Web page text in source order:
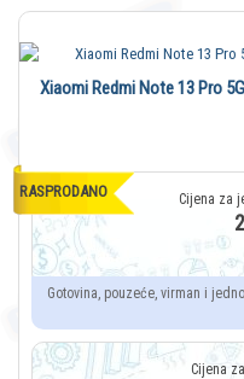
RASPRODANO
Xiaomi Redmi Note 13 Pro
Gotovina, pouzeće, virman i